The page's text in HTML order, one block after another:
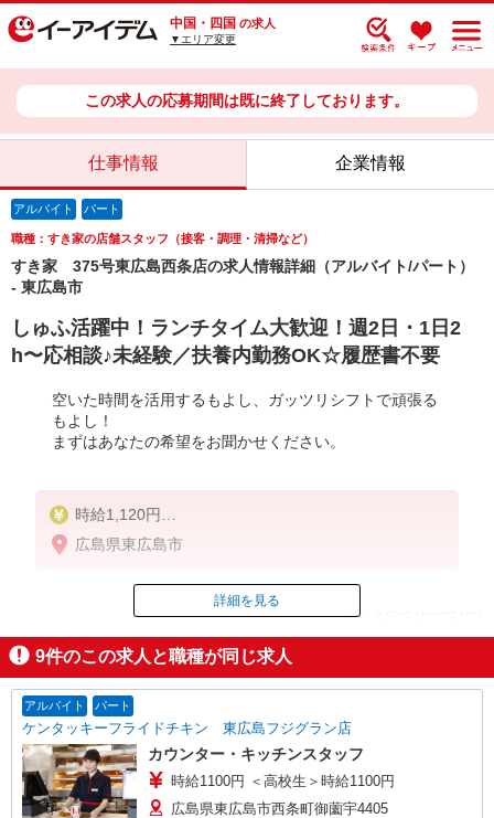
中国・四国 の求人
▼エリア変更
この求人の応募期間は既に終了しております。
仕事情報 企業情報
アルバイト パート
職種：すき家の店舗スタッフ（接客・調理・清掃など）
すき家 375号東広島西条店の求人情報詳細（アルバイト/パート）
- 東広島市
しゅふ活躍中！ランチタイム大歓迎！週2日・1日2
h〜応相談♪未経験／扶養内勤務OK☆履歴書不要
空いた時間を活用するもよし、ガッツリシフトで頑張る
もよし！
まずはあなたの希望をお聞かせください。
時給1,120円
※22:00〜翌5:00：時給1,400円
※高校生時給1,085円
広島県東広島市
ID：AE0518307493
掲載期間終了
詳細を見る
9件のこの求人と職種が同じ求人
アルバイト パート
ケンタッキーフライドチキン 東広島フジグラン店
カウンター・キッチンスタッフ
時給1100円 ＜高校生＞時給1100円
広島県東広島市西条町御薗宇4405